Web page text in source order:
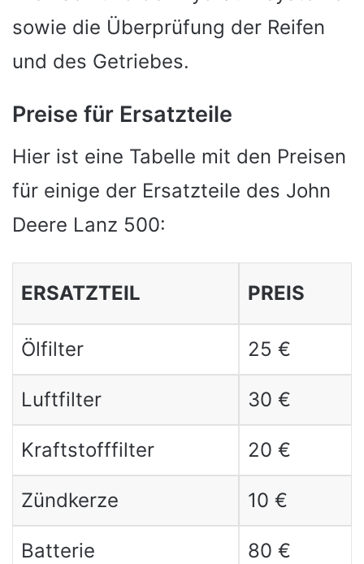
sowie die Überprüfung der Reifen
und des Getriebes.
Preise für Ersatzteile
Hier ist eine Tabelle mit den Preisen
für einige der Ersatzteile des John
Deere Lanz 500:
ERSATZTEIL PREIS
Ölfilter 25 €
Luftfilter 30 €
Kraftstofffilter 20 €
Zündkerze 10 €
Batterie 80 €